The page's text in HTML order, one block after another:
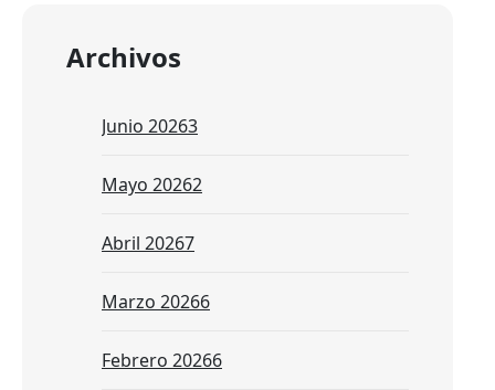
Archivos
Junio 20263
Mayo 20262
Abril 20267
Marzo 20266
Febrero 20266